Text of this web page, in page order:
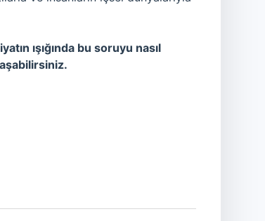
ışığında bu soruyu nasıl